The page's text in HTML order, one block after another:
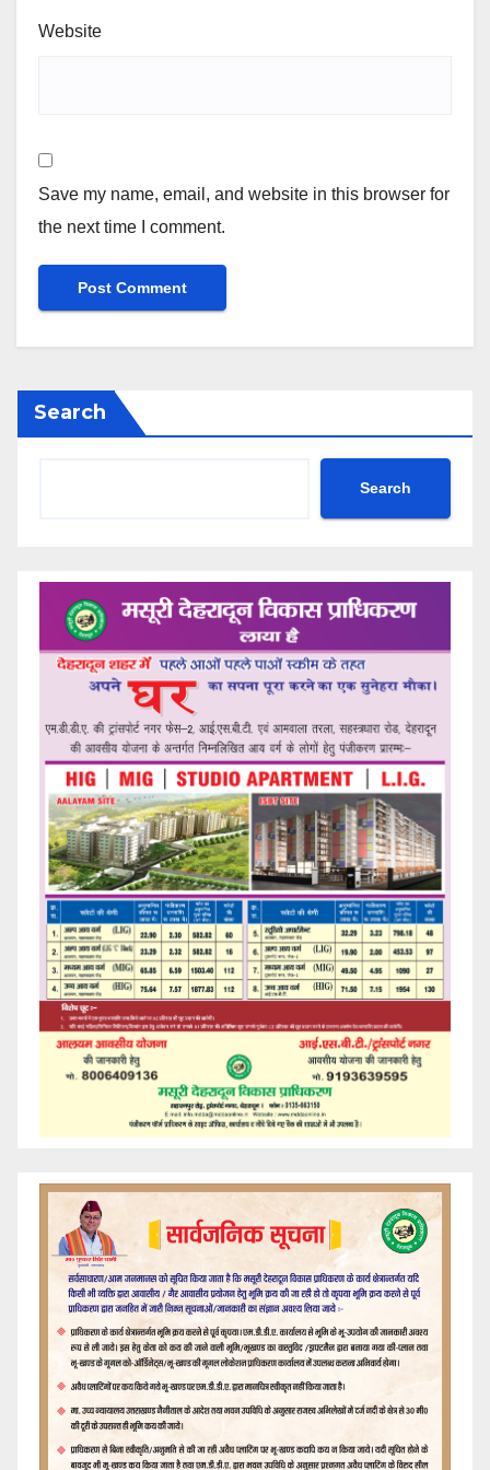
Website
Save my name, email, and website in this browser for
the next time I comment.
Search
Search